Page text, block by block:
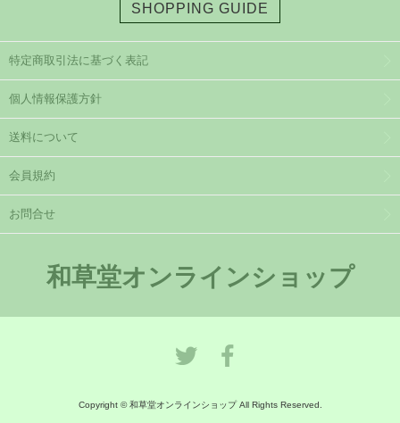
SHOPPING GUIDE
特定商取引法に基づく表記
個人情報保護方針
送料について
会員規約
お問合せ
和草堂オンラインショップ
Copyright © 和草堂オンラインショップ All Rights Reserved.